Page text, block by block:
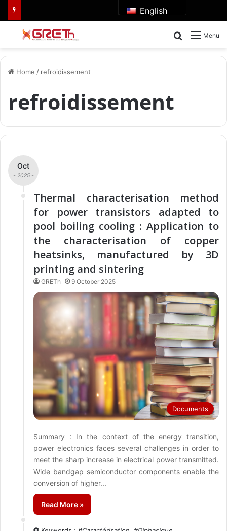
English
Menu
Search for
Home / refroidissement
refroidissement
Oct
- 2025 -
Thermal characterisation method
for power transistors adapted to
pool boiling cooling : Application to
the characterisation of copper
heatsinks, manufactured by 3D
printing and sintering
GRETh 9 October 2025
Documents
Summary : In the context of the energy transition,
power electronics faces several challenges in order to
meet the sharp increase in electrical power transmitted.
Wide bandgap semiconductor components enable the
conversion of higher...
Read More »